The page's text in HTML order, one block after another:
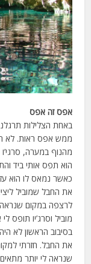
אפס זה אפס
באחת הצלילות
ממש אפס ראות. לא
מהנוף במערה,
הוא תפס אותי ביד
כאשר נמאס לו הוא
את החבל שמוביל
לרצפה במקום
מוביל וסרג’יו
בסיבוב הראשון לא
את החבל. חזרתי
שנראה לי יותר